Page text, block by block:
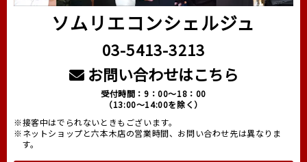
ソムリエコンシェルジュ
03-5413-3213
お問い合わせはこちら
受付時間：9：00～18：00
（13:00～14:00を除く）
※接客中はでられないときもございます。
※ネットショップと六本木店の営業時間、お問い合わせ先は異なりま
す。